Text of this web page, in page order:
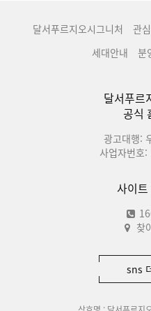
달서푸르지오시그니처 관
세대안내
분
달서푸르
공식
광고대행:
사업자번
사이트
찾
sns